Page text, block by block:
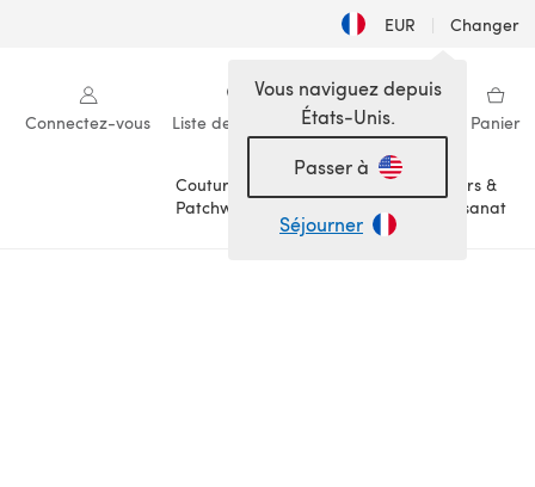
EUR | Changer
Connectez-vous Liste de souhaits Ma bibliothèque Panier
Couture &
Patchwork
Loisirs &
Artisanat
Vous naviguez depuis
États-Unis.
Passer à
Séjourner